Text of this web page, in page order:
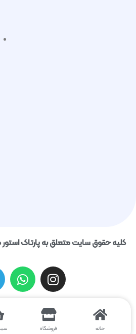
کلیه حقوق سایت متعلق به پارتاک
خانه فروشگاه